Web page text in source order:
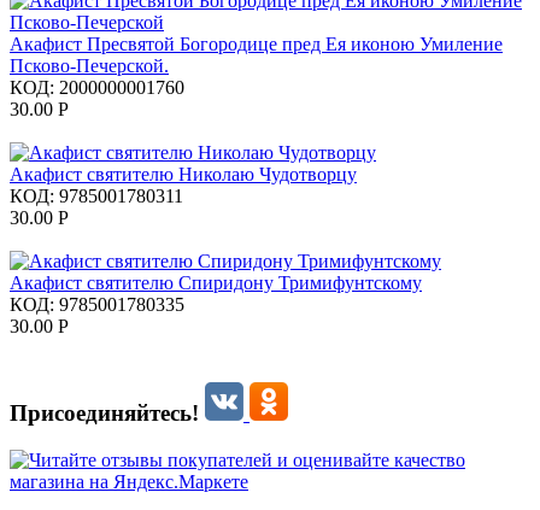
Акафист Пресвятой Богородице пред Ея иконою Умиление
Псково-Печерской.
КОД: 2000000001760
30.00 Р
Акафист святителю Николаю Чудотворцу
КОД: 9785001780311
30.00 Р
Акафист святителю Спиридону Тримифунтскому
КОД: 9785001780335
30.00 Р
Присоединяйтесь!